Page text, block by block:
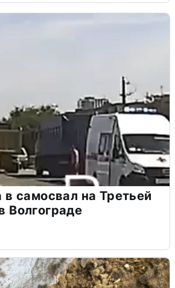
в самосвал на Третьей
Волгограде